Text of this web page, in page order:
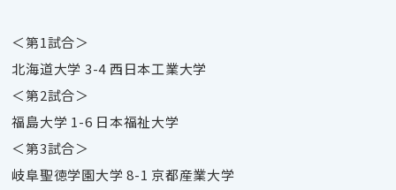
＜第1試合＞
北海道大学 3-4 西日本工業大学
＜第2試合＞
福島大学 1-6 日本福祉大学
＜第3試合＞
岐阜聖徳学園大学 8-1 京都産業大学